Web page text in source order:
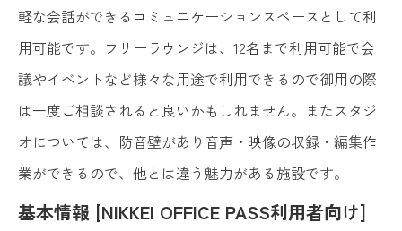
軽な会話ができるコミュニケーションスペースとして利
用可能です。フリーラウンジは、12名まで利用可能で会
議やイベントなど様々な用途で利用できるので御用の際
は一度ご相談されると良いかもしれません。またスタジ
オについては、防音壁があり音声・映像の収録・編集作
業ができるので、他とは違う魅力がある施設です。
基本情報 [NIKKEI OFFICE PASS利用者向け]